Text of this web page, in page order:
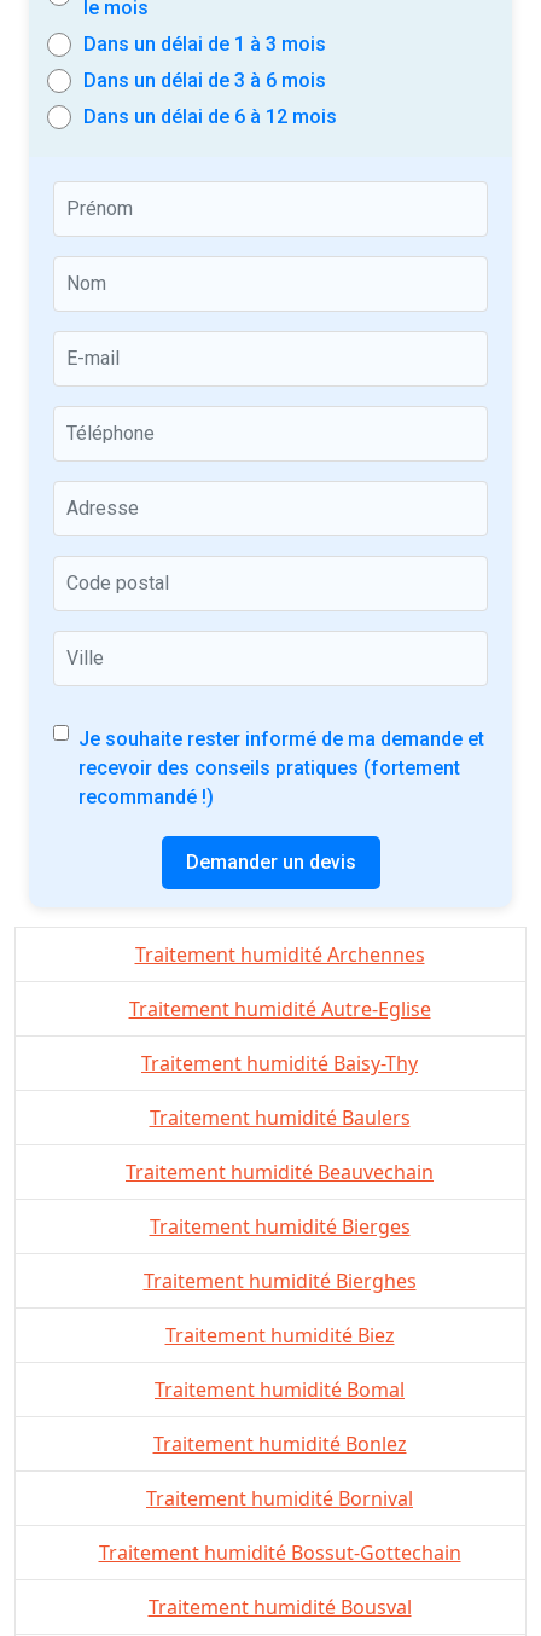
le mois
Dans un délai de 1 à 3 mois
Dans un délai de 3 à 6 mois
Dans un délai de 6 à 12 mois
Je souhaite rester informé de ma demande et
recevoir des conseils pratiques (fortement
recommandé !)
Demander un devis
Traitement humidité Archennes
Traitement humidité Autre-Eglise
Traitement humidité Baisy-Thy
Traitement humidité Baulers
Traitement humidité Beauvechain
Traitement humidité Bierges
Traitement humidité Bierghes
Traitement humidité Biez
Traitement humidité Bomal
Traitement humidité Bonlez
Traitement humidité Bornival
Traitement humidité Bossut-Gottechain
Traitement humidité Bousval